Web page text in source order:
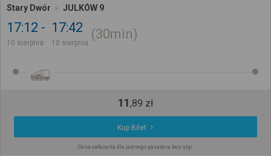
Stary Dwór JULKÓW 9
17:12
10 sierpnia
17:42
10 sierpnia
30min
11,89 zł
Kup Bilet
Cena całkowita dla jednego pasażera bez ulgi